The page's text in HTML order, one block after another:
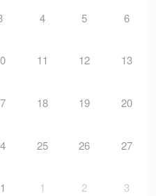
4 5 6
11 12 13
18 19 20
25 26 27
1 2 3